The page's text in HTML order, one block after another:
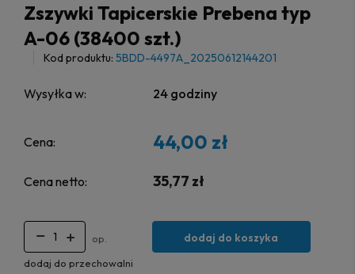
Zszywki Tapicerskie Prebena typ
A-06 (38400 szt.)
Kod produktu: 5BDD-4497A_20250612144201
Wysyłka w: 24 godziny
Cena: 44,00 zł
Cena netto: 35,77 zł
op. dodaj do koszyka
dodaj do przechowalni